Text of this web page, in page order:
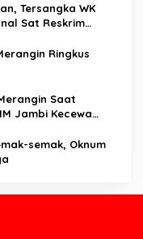
Tersangka WK
Sat Reskrim
Ringkus
Saat
Jambi Kecewa
semak, Oknum